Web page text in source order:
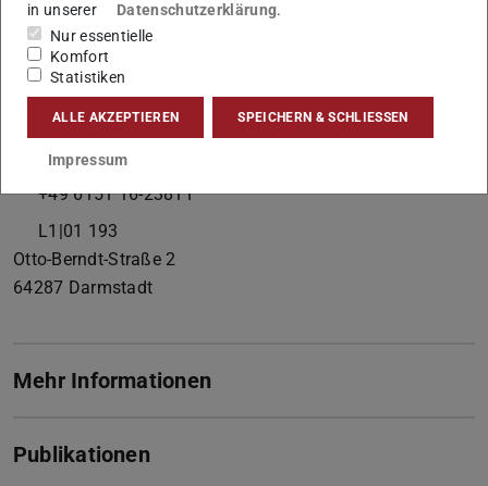
Kontakt
sboehm@vwb.tu-...
+49 6151 16-23810
+49 6151 16-23811
L1|01 193
Otto-Berndt-Straße 2
64287 Darmstadt
Mehr Informationen
Publikationen
in unserer
Datenschutzerklärung.
Nur essentielle
Komfort
Statistiken
ALLE AKZEPTIEREN SPEICHERN & SCHLIESSEN
Impressum